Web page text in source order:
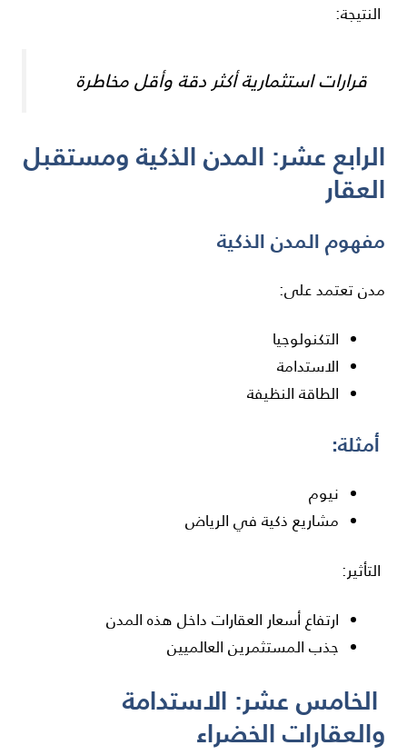
النتيجة:
قرارات استثمارية أكثر دقة وأقل مخاطرة
الرابع عشر: المدن الذكية ومستقبل
العقار
مفهوم المدن الذكية
مدن تعتمد على:
التكنولوجيا
الاستدامة
الطاقة النظيفة
أمثلة:
نيوم
مشاريع ذكية في الرياض
التأثير:
ارتفاع أسعار العقارات داخل هذه المدن
جذب المستثمرين العالميين
الخامس عشر: الاستدامة
والعقارات الخضراء